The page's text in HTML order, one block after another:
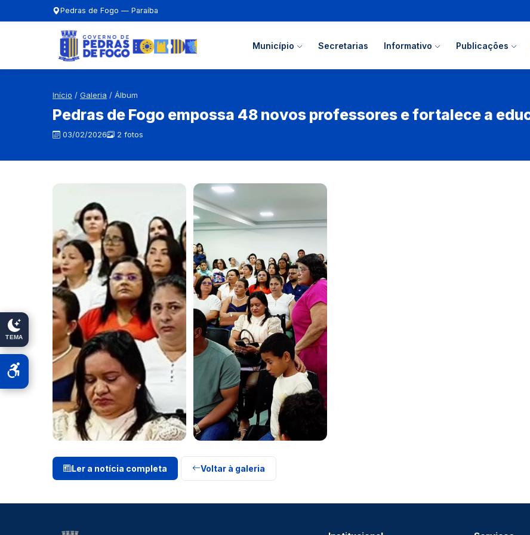
TEMA
Pedras de Fogo — Paraíba
Município Secretarias Informativo Publicações
Início / Galeria / Álbum
Pedras de Fogo empossa 48 novos professores e fortalece a
03/02/2026 2 fotos
Ler a notícia completa Voltar à galeria